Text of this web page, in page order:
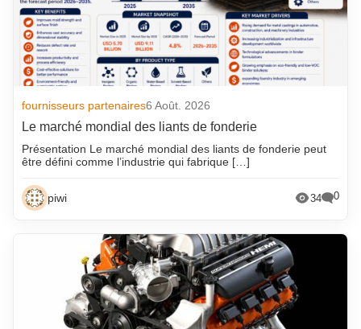
fournisseurs partenaires6 Août. 2026
Le marché mondial des liants de fonderie
Présentation Le marché mondial des liants de fonderie peut
être défini comme l’industrie qui fabrique […]
piwi 34 0